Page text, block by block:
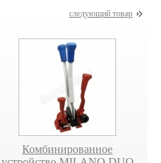
следующий товар
Комбинированное